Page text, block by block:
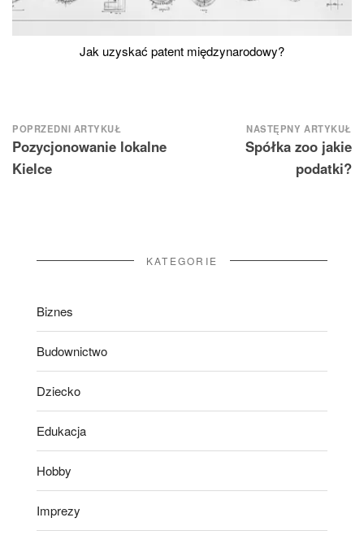
Jak uzyskać patent międzynarodowy?
Nawigacja
wpisu
POPRZEDNI ARTYKUŁ
Pozycjonowanie lokalne
Kielce
NASTĘPNY ARTYKUŁ
Spółka zoo jakie
podatki?
KATEGORIE
Biznes
Budownictwo
Dziecko
Edukacja
Hobby
Imprezy